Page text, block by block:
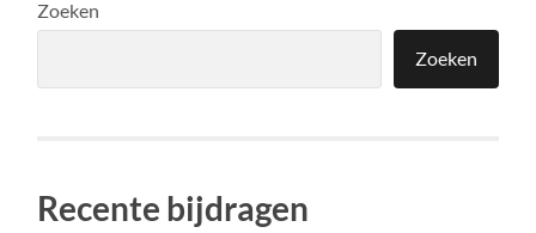
Zoeken
Zoeken
Recente bijdragen